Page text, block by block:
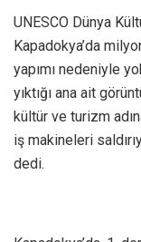
UNESCO Dünya
Kapadokya’da
yapımı nedeniyle
yıktığı ana ait
kültür ve turizm
iş makineleri
dedi.